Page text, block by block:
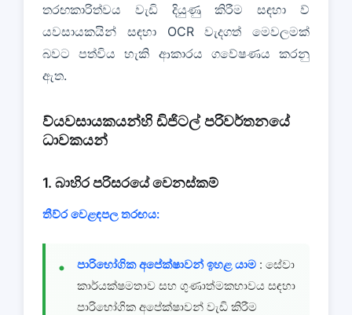
තරඟකාරිත්වය වැඩි දියුණු කිරීම සඳහා ව්
යවසායකයින් සඳහා OCR වැදගත් මෙවලමක්
බවට පත්විය හැකි ආකාරය ගවේෂණය කරනු
ඇත.
ව්යවසායකයන්හි ඩිජිටල් පරිවර්තනයේ
ධාවකයන්
1. බාහිර පරිසරයේ වෙනස්කම්
තීව්ර වෙළඳපල තරඟය:
පාරිභෝගික අපේක්ෂාවන් ඉහළ යාම : සේවා
කාර්යක්ෂමතාව සහ ගුණාත්මකභාවය සඳහා
පාරිභෝගික අපේක්ෂාවන් වැඩි කිරීම